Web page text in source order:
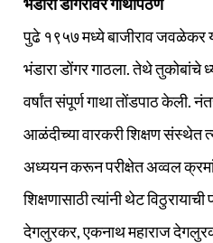
पुढे १९५७ मध्ये बाजीराव जवळेकर
भंडारा डोंगर गाठला. तेथे तुकोबांचे
वर्षांत संपूर्ण गाथा तोंडपाठ केली.
आळंदीच्या वारकरी शिक्षण संस्थेत
अध्ययन करून परीक्षेत अव्वल
शिक्षणासाठी त्यांनी थेट
देगलुरकर, एकनाथ महाराज